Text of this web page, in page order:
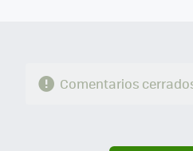
Comentarios